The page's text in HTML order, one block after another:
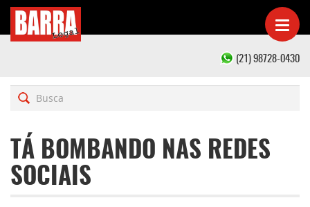
(21) 98728-0430
TÁ BOMBANDO NAS REDES
SOCIAIS